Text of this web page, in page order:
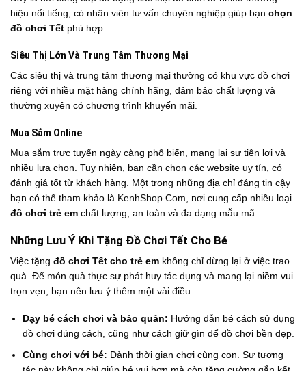
hiệu nổi tiếng, có nhân viên tư vấn chuyên nghiệp giúp bạn chọn
đồ chơi Tết phù hợp.
Siêu Thị Lớn Và Trung Tâm Thương Mại
Các siêu thị và trung tâm thương mại thường có khu vực đồ chơi
riêng với nhiều mặt hàng chính hãng, đảm bảo chất lượng và
thường xuyên có chương trình khuyến mãi.
Mua Sắm Online
Mua sắm trực tuyến ngày càng phổ biến, mang lại sự tiện lợi và
nhiều lựa chọn. Tuy nhiên, bạn cần chọn các website uy tín, có
đánh giá tốt từ khách hàng. Một trong những địa chỉ đáng tin cậy
bạn có thể tham khảo là KenhShop.Com, nơi cung cấp nhiều loại
đồ chơi trẻ em chất lượng, an toàn và đa dạng mẫu mã.
Những Lưu Ý Khi Tặng Đồ Chơi Tết Cho Bé
Việc tặng đồ chơi Tết cho trẻ em không chỉ dừng lại ở việc trao
quà. Để món quà thực sự phát huy tác dụng và mang lại niềm vui
trọn vẹn, bạn nên lưu ý thêm một vài điều:
Dạy bé cách chơi và bảo quản: Hướng dẫn bé cách sử dụng
đồ chơi đúng cách, cũng như cách giữ gìn để đồ chơi bền đẹp.
Cùng chơi với bé: Dành thời gian chơi cùng con. Sự tương